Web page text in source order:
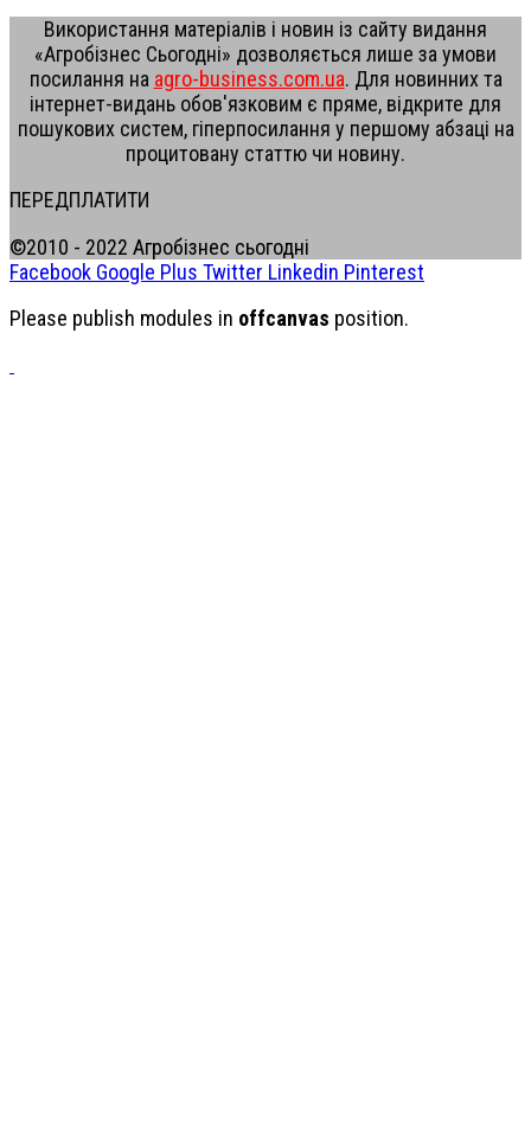
Використання матеріалів і новин із сайту видання
«Агробізнес Сьогодні» дозволяється лише за умови
посилання на agro-business.com.ua. Для новинних та
інтернет-видань обов'язковим є пряме, відкрите для
пошукових систем, гіперпосилання у першому абзаці на
процитовану статтю чи новину.
ПЕРЕДПЛАТИТИ
©2010 - 2022 Агробізнес сьогодні
Facebook Google Plus Twitter Linkedin Pinterest
Please publish modules in offcanvas position.